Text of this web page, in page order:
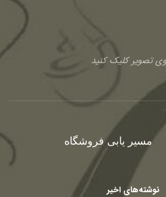
تصویر کلیک کنید
مسیر یابی فروشگاه
نوشته‌های اخیر